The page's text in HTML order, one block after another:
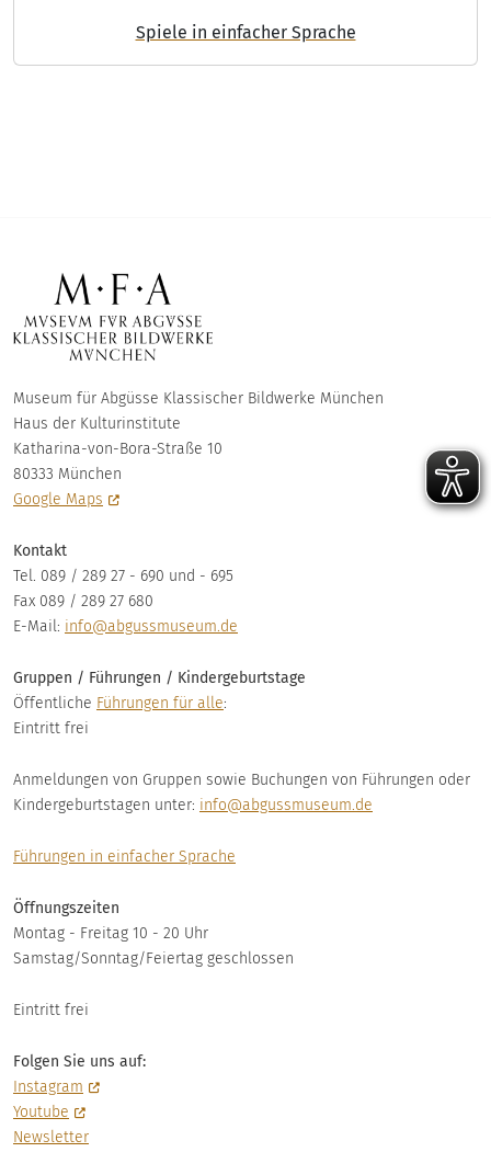
Spiele in einfacher Sprache
Museum für Abgüsse Klassischer Bildwerke München
Haus der Kulturinstitute
Katharina-von-Bora-Straße 10
80333 München
Google Maps
Kontakt
Tel. 089 / 289 27 - 690 und - 695
Fax 089 / 289 27 680
E-Mail: info@abgussmuseum.de
Gruppen / Führungen / Kindergeburtstage
Öffentliche Führungen für alle:
Eintritt frei
Anmeldungen von Gruppen sowie Buchungen von Führungen oder
Kindergeburtstagen unter: info@abgussmuseum.de
Führungen in einfacher Sprache
Öffnungszeiten
Montag - Freitag 10 - 20 Uhr
Samstag/Sonntag/Feiertag geschlossen
Eintritt frei
Folgen Sie uns auf:
Instagram
Youtube
Newsletter